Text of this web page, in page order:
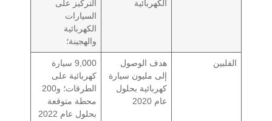
الكهربائية
التركيز على
السيارات
الكهربائية
والهجينة؛
الفلبين
هدف الوصول
إلى مليون سيارة
كهربائية بحلول
عام 2020
9,000 سيارة
كهربائية على
الطرقات؛ و200
محطة متوقعة
بحلول عام 2022